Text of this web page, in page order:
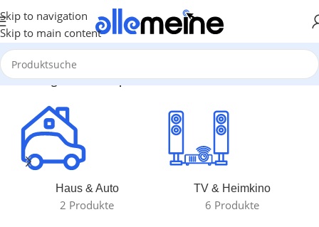
Skip to navigation
Skip to main content
verschlagwortet mit „pokemon center etb ascended heroes“
Haus & Auto
2 Produkte
TV & Heimkino
6 Produkte